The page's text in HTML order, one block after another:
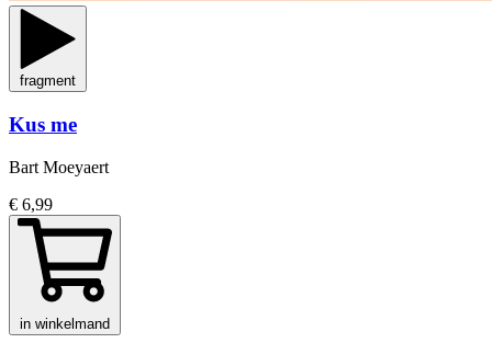
fragment
Kus me
Bart Moeyaert
€ 6,99
in winkelmand